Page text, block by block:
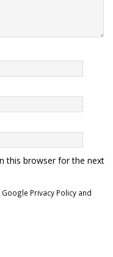
this browser for the next
Google Privacy Policy and